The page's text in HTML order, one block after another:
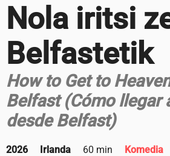
Nola iritsi
Belfastetik
How to Get to
Belfast (Cómo llegar
desde Belfast)
2026 Irlanda 60 min Komedia